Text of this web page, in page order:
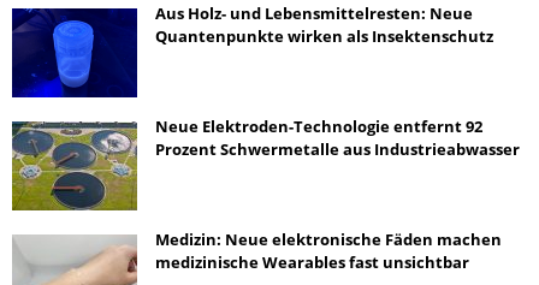
Aus Holz- und Lebensmittelresten: Neue
Quantenpunkte wirken als Insektenschutz
Neue Elektroden-Technologie entfernt 92
Prozent Schwermetalle aus Industrieabwasser
Medizin: Neue elektronische Fäden machen
medizinische Wearables fast unsichtbar